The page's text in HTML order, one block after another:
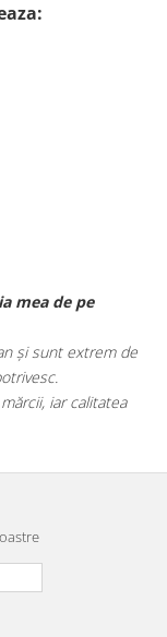
mea de pe
și sunt extrem de
iar calitatea